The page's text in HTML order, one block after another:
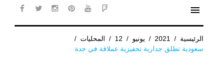
menu
الرئيسية /
2021
/ يونيو /
12
/ المحليات /
سعودية تطلق جدارية تحفيزية عملاقة في جدة